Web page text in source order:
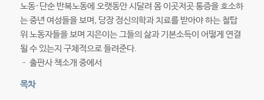
노동·단순 반복노동에 오랫동안 시달려 몸 이곳저곳 통증을 호소하
는 중년 여성들을 보며, 당장 정신의학과 치료를 받아야 하는 철탑
위 노동자들을 보며 지은이는 그들의 삶과 기본소득이 어떻게 연결
될 수 있는지 구체적으로 들려준다.
– 출판사 책소개 중에서
목차